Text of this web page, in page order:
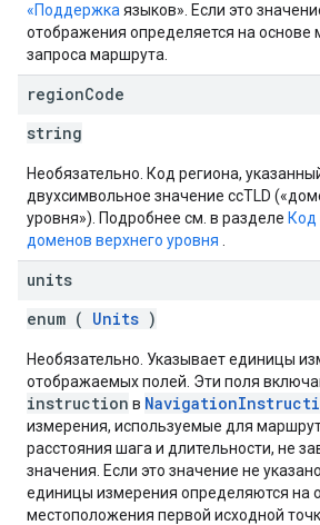
«Поддержка языков». Если это
отображения определяется на основе
запроса маршрута.
regionCode
string
Необязательно. Код региона,
двухсимвольное значение ccTLD
уровня»). Подробнее см. в разделе Код
доменов верхнего уровня
units
enum ( Units )
Необязательно. Указывает единицы
отображаемых полей. Эти поля
instruction в
измерения, используемые для
расстояния шага и длительности, не
значения. Если это значение не
единицы измерения определяются на
местоположения первой исходной